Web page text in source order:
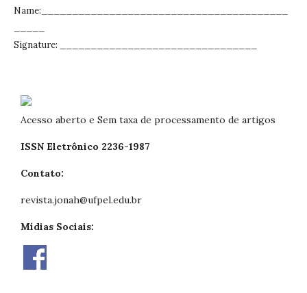
Name:________________________________________
Signature: ________________________________
Acesso aberto e Sem taxa de processamento de artigos
ISSN Eletrônico 2236-1987
Contato:
revista.jonah@ufpel.edu.br
Mídias Sociais: